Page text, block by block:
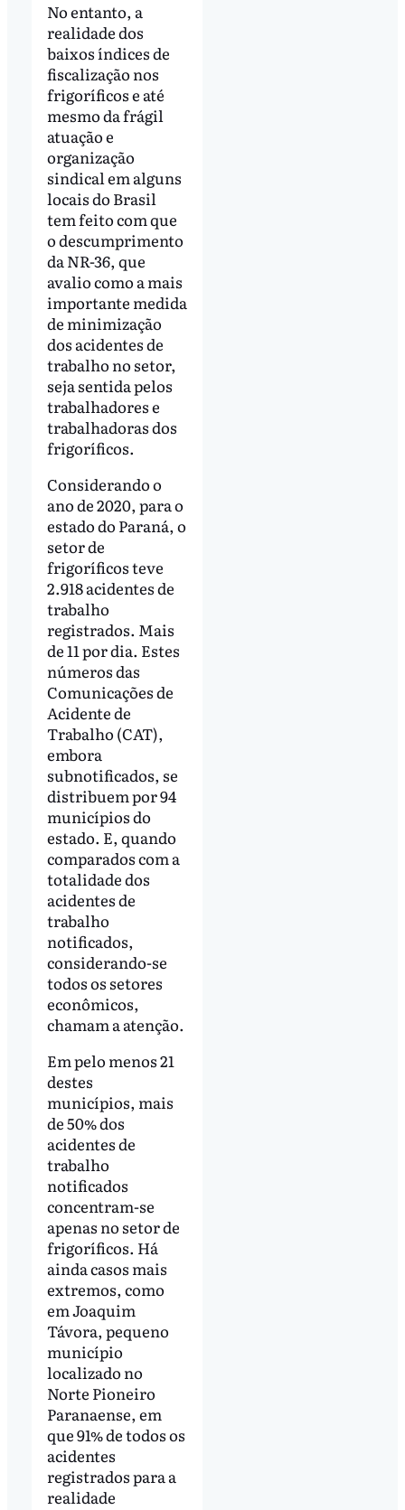
No entanto, a
realidade dos
baixos índices de
fiscalização nos
frigoríficos e até
mesmo da frágil
atuação e
organização
sindical em alguns
locais do Brasil
tem feito com que
o descumprimento
da NR-36, que
avalio como a mais
importante medida
de minimização
dos acidentes de
trabalho no setor,
seja sentida pelos
trabalhadores e
trabalhadoras dos
frigoríficos.
Considerando o
ano de 2020, para o
estado do Paraná, o
setor de
frigoríficos teve
2.918 acidentes de
trabalho
registrados. Mais
de 11 por dia. Estes
números das
Comunicações de
Acidente de
Trabalho (CAT),
embora
subnotificados, se
distribuem por 94
municípios do
estado. E, quando
comparados com a
totalidade dos
acidentes de
trabalho
notificados,
considerando-se
todos os setores
econômicos,
chamam a atenção.
Em pelo menos 21
destes
municípios, mais
de 50% dos
acidentes de
trabalho
notificados
concentram-se
apenas no setor de
frigoríficos. Há
ainda casos mais
extremos, como
em Joaquim
Távora, pequeno
município
localizado no
Norte Pioneiro
Paranaense, em
que 91% de todos os
acidentes
registrados para a
realidade